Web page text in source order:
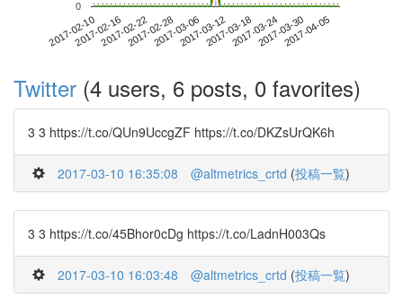
2017-02-102017-02-162017-02-222017-02-282017-03-062017-03-122017-03-182017-03-242017-03-302017-04-05
0
Twitter (4 users, 6 posts, 0 favorites)
3 3 https://t.co/QUn9UccgZF https://t.co/DKZsUrQK6h
2017-03-10 16:35:08 @altmetrics_crtd (投稿一覧)
3 3 https://t.co/45Bhor0cDg https://t.co/LadnH003Qs
2017-03-10 16:03:48 @altmetrics_crtd (投稿一覧)